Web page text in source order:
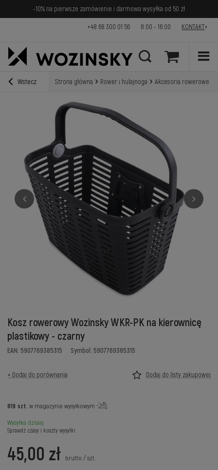
-10% na pierwsze zamówienie i darmowa wysyłka od 50 zł
+48 68 300 01 56 8:00 - 16:00 KONTAKT
Wstecz Strona główna Rower i hulajnoga Akcesoria rowerowe
Kosz rowerowy Wozinsky WKR-PK na kierownicę
plastikowy - czarny
EAN: 5907769385315 Symbol: 5907769385315
+ Dodaj do porównania Dodaj do listy zakupowej
819 szt. w magazynie wysyłkowym
Wysyłka dzisiaj
Sprawdź czasy i koszty wysyłki
45,00 zł brutto /szt.